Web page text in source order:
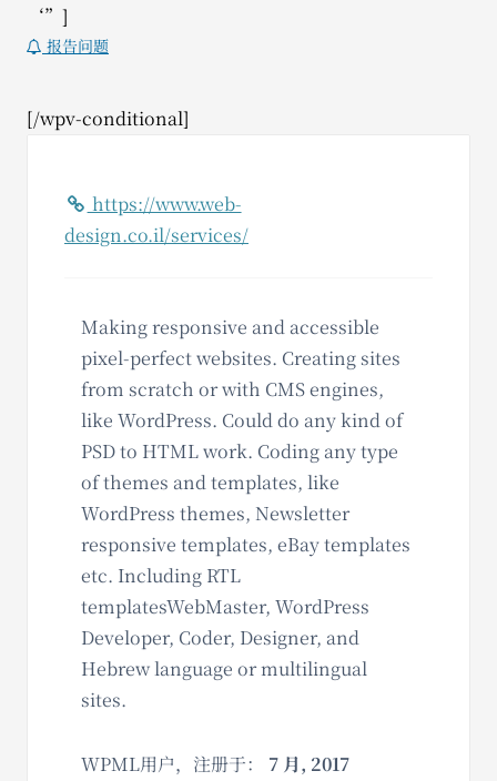
‘”]
报告问题
[/wpv-conditional]
https://www.web-
design.co.il/services/
Making responsive and accessible
pixel-perfect websites. Creating sites
from scratch or with CMS engines,
like WordPress. Could do any kind of
PSD to HTML work. Coding any type
of themes and templates, like
WordPress themes, Newsletter
responsive templates, eBay templates
etc. Including RTL
templatesWebMaster, WordPress
Developer, Coder, Designer, and
Hebrew language or multilingual
sites.
WPML用户，注册于： 7 月, 2017